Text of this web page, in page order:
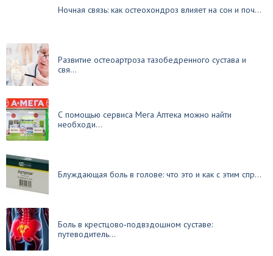
Ночная связь: как остеохондроз влияет на сон и поч...
Развитие остеоартроза тазобедренного сустава и
свя...
С помощью сервиса Мега Аптека можно найти
необходи...
Блуждающая боль в голове: что это и как с этим спр...
Боль в крестцово‑подвздошном суставе:
путеводитель...